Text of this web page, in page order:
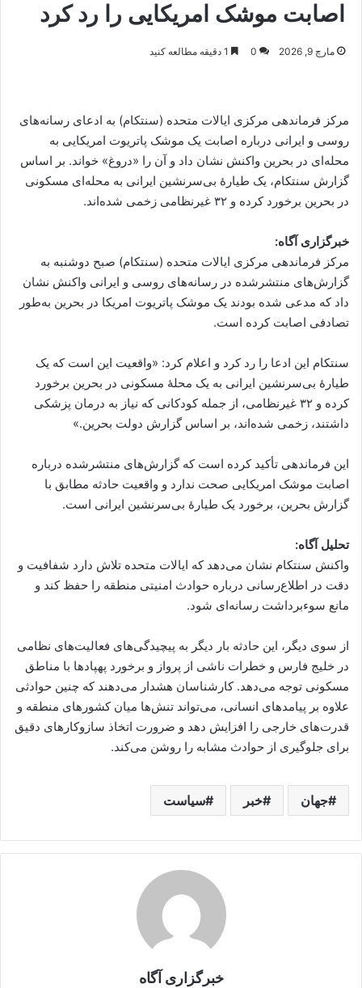
اصابت موشک امریکایی را رد کرد
مارچ 9, 2026 0
مرکز فرماندهی مرکزی ایالات متحده (سنتکام) به ادعای رسانه‌های
روسی و ایرانی درباره اصابت یک موشک پاتریوت امریکایی به
محله‌ای در بحرین واکنش نشان داد و آن را «دروغ» خواند. بر اساس
گزارش سنتکام، یک طیارهٔ بی‌سرنشین ایرانی به محله‌ای مسکونی
در بحرین برخورد کرده و ۳۲ غیرنظامی زخمی شده‌اند.
خبرگزاری آگاه:
مرکز فرماندهی مرکزی ایالات متحده (سنتکام) صبح دوشنبه به
گزارش‌های منتشرشده در رسانه‌های روسی و ایرانی واکنش نشان
داد که مدعی شده بودند یک موشک پاتریوت امریکا در بحرین به‌طور
تصادفی اصابت کرده است.
سنتکام این ادعا را رد کرد و اعلام کرد: «واقعیت این است که یک
طیارهٔ بی‌سرنشین ایرانی به یک محلهٔ مسکونی در بحرین برخورد
کرده و ۳۲ غیرنظامی، از جمله کودکانی که نیاز به درمان پزشکی
داشتند، زخمی شده‌اند، بر اساس گزارش دولت بحرین.»
این فرماندهی تأکید کرده است که گزارش‌های منتشرشده درباره
اصابت موشک امریکایی صحت ندارد و واقعیت حادثه مطابق با
گزارش بحرین، برخورد یک طیارهٔ بی‌سرنشین ایرانی است.
تحلیل آگاه:
واکنش سنتکام نشان می‌دهد که ایالات متحده تلاش دارد شفافیت و
دقت در اطلاع‌رسانی درباره حوادث امنیتی منطقه را حفظ کند و
مانع سوءبرداشت رسانه‌ای شود.
از سوی دیگر، این حادثه بار دیگر به پیچیدگی‌های فعالیت‌های نظامی
در خلیج فارس و خطرات ناشی از پرواز و برخورد پهپادها با مناطق
مسکونی توجه می‌دهد. کارشناسان هشدار می‌دهند که چنین حوادثی
علاوه بر پیامدهای انسانی، می‌تواند تنش‌ها میان کشورهای منطقه و
قدرت‌های خارجی را افزایش دهد و ضرورت اتخاذ سازوکارهای دقیق
برای جلوگیری از حوادث مشابه را روشن می‌کند.
جهان خبر سیاست
خبرگزاری آگاه